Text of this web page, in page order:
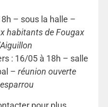
– sous la halle –
habitants de Fougax
: 16/05 à 18h – salle
– réunion ouverte